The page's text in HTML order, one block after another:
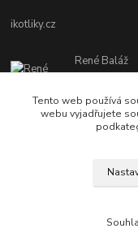
ikotliky.cz
René Baláž
Eshop:
od 8:00 - do
info@ikotliky.cz
Copyright © 2014-
Tento web používá
webu vyjadřujete